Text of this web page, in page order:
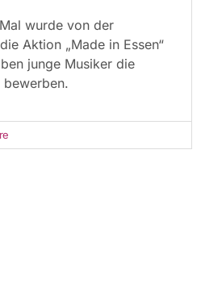
wurde von der
Aktion „Made in Essen“
junge Musiker die